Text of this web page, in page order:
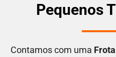
Pequenos
Contamos com uma F